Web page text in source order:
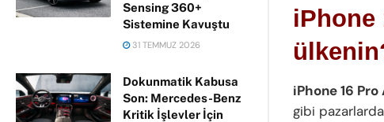
Sensing 360+
Sistemine Kavuştu
31 TEMMUZ 2026
Dokunmatik Kabusa
Son: Mercedes-Benz
Kritik İşlevler İçin
iPhone
iPhone 16
gibi